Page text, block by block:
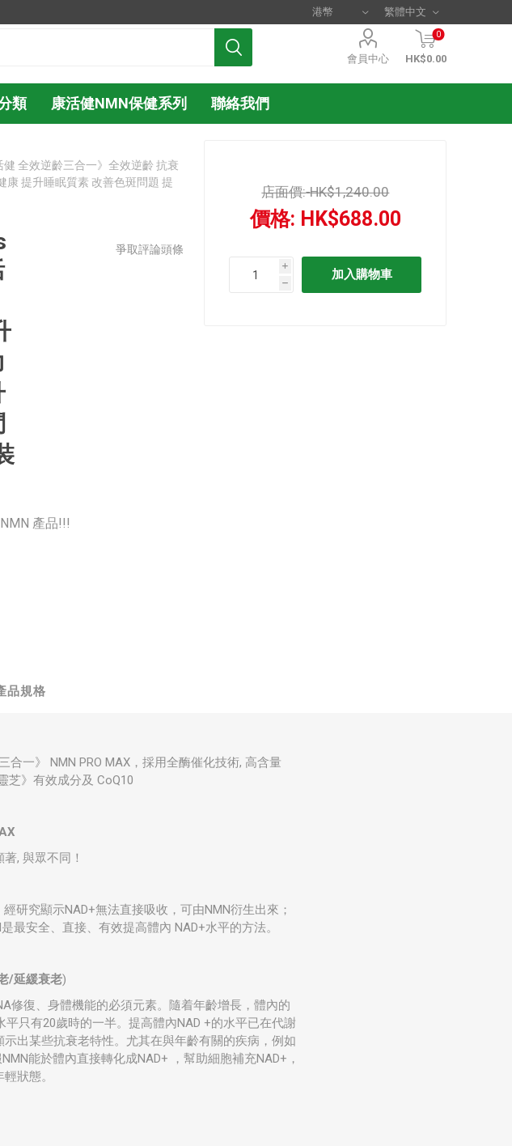
會員中心
0
HK$0.00
類 康活健NMN保健系列 聯絡我們
健 全效逆齡三合一》全效逆齡 抗衰
康 提升睡眠質素 改善色斑問題 提
爭取評論頭條
產品!!!
店面價: HK$1,240.00
價格: HK$688.00
i
h
品規格
一》 NMN PRO MAX，採用全酶催化技術, 高含量
芝》有效成分及 CoQ10
, 與眾不同！
研究顯示NAD+無法直接吸收，可由NMN衍生出來；
最安全、直接、有效提高體內 NAD+水平的方法。
/延緩衰老)
修復、身體機能的必須元素。隨着年齡增長，體內的
只有20歲時的一半。提高體內NAD +的水平已在代謝
出某些抗衰老特性。尤其在與年齡有關的疾病，例如
能於體內直接轉化成NAD+ ，幫助細胞補充NAD+，
狀態。